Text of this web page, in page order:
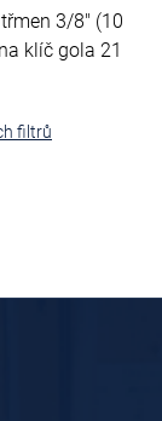
3/8" (10
klíč gola 21
filtrů